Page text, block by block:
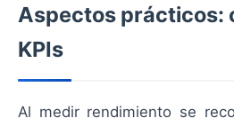
Aspectos prácticos:
KPIs
Al medir rendimiento se